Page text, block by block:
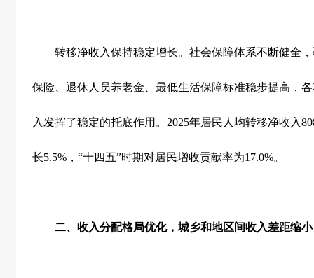
转移净收入保持稳定增长。社会保障体系不断健全，
保险、退休人员养老金、最低生活保障标准稳步提高，
入发挥了稳定的托底作用。 2025年居民人均转移净收入
长5.5% ， “十四五”时期对居民增收贡献率为17.0%。
二、收入分配格局优化，城乡和地区间收入差距缩小